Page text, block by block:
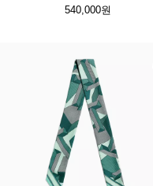
인피니티 블루 실크
540,000원